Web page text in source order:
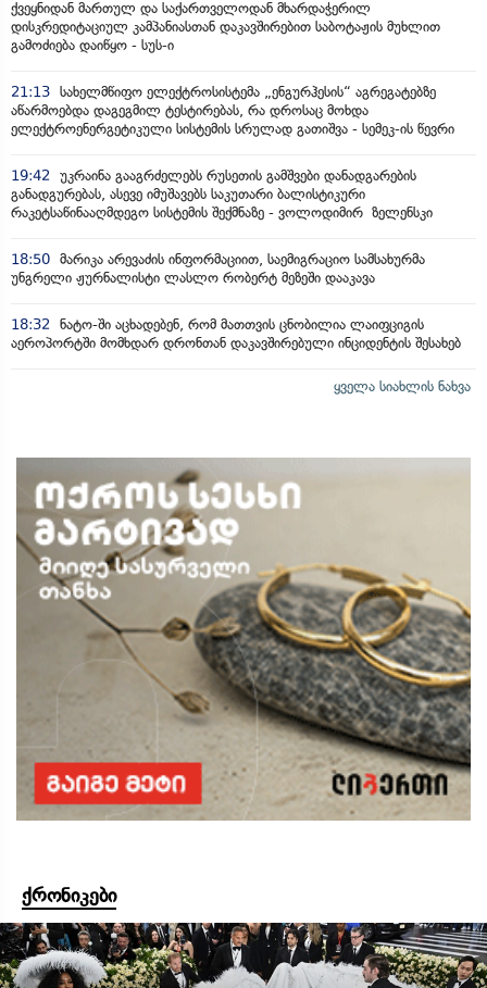
ქვეყნიდან მართულ და საქართველოდან მხარდაჭერილ
დისკრედიტაციულ კამპანიასთან დაკავშირებით საბოტაჟის მუხლით
გამოძიება დაიწყო - სუს-ი
21:13 სახელმწიფო ელექტროსისტემა „ენგურჰესის“ აგრეგატებზე
აწარმოებდა დაგეგმილ ტესტირებას, რა დროსაც მოხდა
ელექტროენერგეტიკული სისტემის სრულად გათიშვა - სემეკ-ის წევრი
19:42
უკრაინა გააგრძელებს რუსეთის გამშვები დანადგარების
განადგურებას, ასევე იმუშავებს საკუთარი ბალისტიკური
რაკეტსაწინააღმდეგო სისტემის შექმნაზე - ვოლოდიმირ ზელენსკი
18:50 მარიკა არევაძის ინფორმაციით, საემიგრაციო სამსახურმა
უნგრელი ჟურნალისტი ლასლო რობერტ მეზეში დააკავა
18:32
ნატო-ში აცხადებენ, რომ მათთვის ცნობილია ლაიფციგის
აეროპორტში მომხდარ დრონთან დაკავშირებული ინციდენტის შესახებ
ყველა სიახლის ნახვა
ქრონიკები